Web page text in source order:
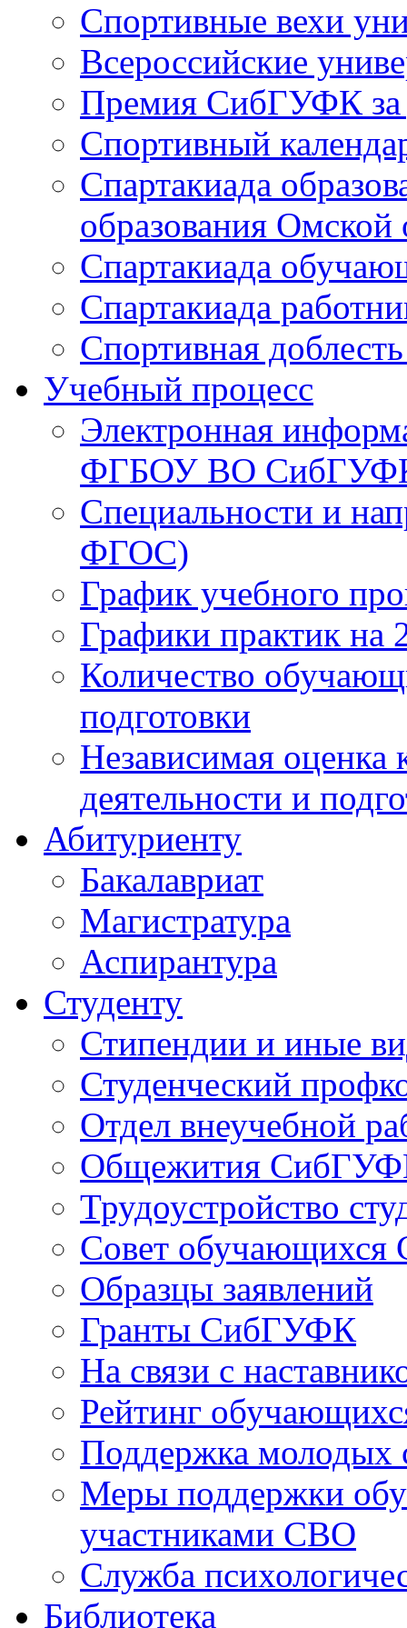
Спортивные вехи
Всероссийские
Премия СибГУФК за
Спортивный
Спартакиада
образования Омской
Спартакиада
Спартакиада
Спортивная
Учебный процесс
Электронная
ФГБОУ ВО
Специальности и
ФГОС)
График учебного
Графики практик на
Количество
подготовки
Независимая оценка
деятельности и
Абитуриенту
Бакалавриат
Магистратура
Аспирантура
Студенту
Стипендии и иные
Студенческий
Отдел внеучебной
Общежития
Трудоустройство
Совет
Образцы заявлений
Гранты СибГУФК
На связи с
Рейтинг
Поддержка молодых
Меры поддержки
участниками СВО
Служба
Библиотека